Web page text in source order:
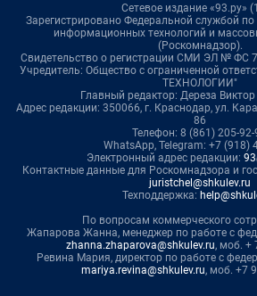
Сетевое издание «93.ру»
Зарегистрировано Федеральной службой по
информационных технологий и
(Роскомнадзор).
Свидетельство о регистрации СМИ ЭЛ № ФС
Учредитель: Общество с ограниченной
ТЕХНОЛОГИИ"
Главный редактор: Дереза
Адрес редакции: 350066, г. Краснодар, ул.
86
Телефон: 8 (861) 205-92-
WhatsApp, Telegram: +7 (918)
Электронный адрес редакции:
Контактные данные для Роскомнадзора и
juristchel@shkulev.ru
Техподдержка:
По вопросам коммерческого
Жапарова Жанна, менеджер по работе с
zhanna.zhaparova@shkulev.ru, моб. +
Ревина Мария, директор по работе с
mariya.revina@shkulev.ru, моб. +7